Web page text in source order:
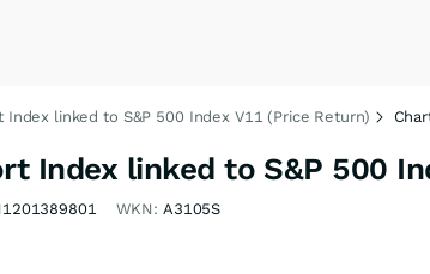
Index linked to S&P 500 Index V11 (Price Return)
Index linked to S&P 500
WKN: A3105S